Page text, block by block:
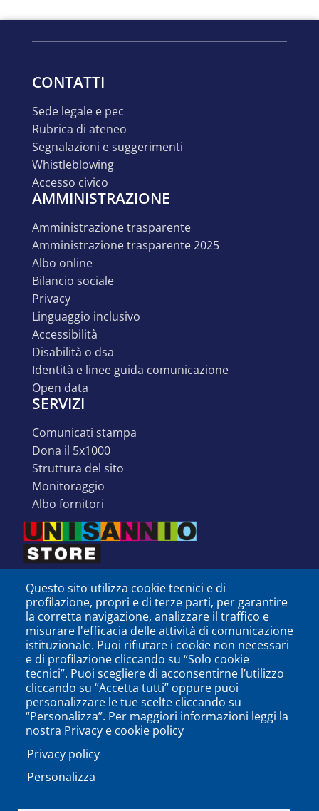
CONTATTI
sede legale e pec
rubrica di ateneo
segnalazioni e suggerimenti
whistleblowing
accesso civico
AMMINISTRAZIONE
amministrazione trasparente
amministrazione trasparente 2025
albo online
bilancio sociale
privacy
linguaggio inclusivo
accessibilità
disabilità o dsa
identità e linee guida comunicazione
open data
SERVIZI
comunicati stampa
dona il 5x1000
struttura del sito
monitoraggio
albo fornitori
SEGUICI SU
PODCAST
Questo sito utilizza cookie tecnici e di
profilazione, propri e di terze parti, per garantire
la corretta navigazione, analizzare il traffico e
misurare l'efficacia delle attività di comunicazione
istituzionale. Puoi rifiutare i cookie non necessari
e di profilazione cliccando su “Solo cookie
tecnici”. Puoi scegliere di acconsentirne l’utilizzo
cliccando su “Accetta tutti” oppure puoi
personalizzare le tue scelte cliccando su
“Personalizza”. Per maggiori informazioni leggi la
nostra Privacy e cookie policy
Privacy policy
Personalizza